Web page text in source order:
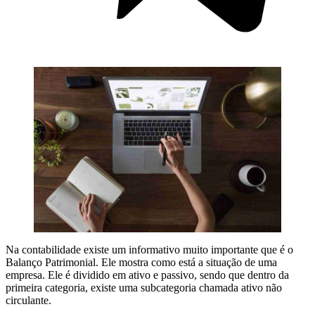
Na contabilidade existe um informativo muito importante que é o
Balanço Patrimonial. Ele mostra como está a situação de uma
empresa. Ele é dividido em ativo e passivo, sendo que dentro da
primeira categoria, existe uma subcategoria chamada ativo não
circulante.